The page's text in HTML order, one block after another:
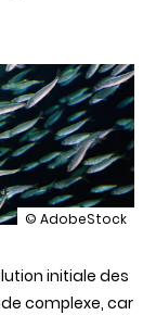
illustration
du
chromosome
© AdobeStock
initiale des
complexe, car